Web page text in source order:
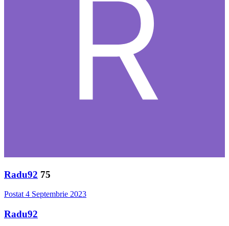
Radu92 75
Postat 4 Septembrie 2023
Radu92